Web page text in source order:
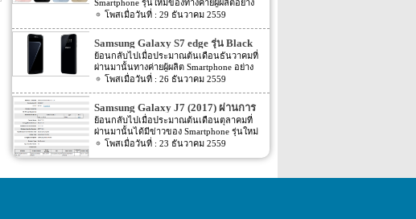
เคสไม่มีข้อมูลที่แท้จริงของตัวเครื่องอย่างวัสดุ
ที่ใช้และการออกแบบ แต่พวกเขาต้องรู้ขนาด
ที่แท้จริงของตัวเครื่องให้ได้ว่าเท่าไหร่กันแน่
เพื่อที่จะควบคุมการออกแบบสินค้าของตัวเอง
ต่อไป ภาพเรนเดอร์นี้บ่งบอกถึงของอันโค้ง
มนของ Galaxy S8 มาพร้อมกับช่องว่างขนาด
ใหญ่ที่เว้นให้กับหน่วยกล้องหลังของตัวเครื่อง
แต่ช่องว่างขนาดใหญ่ของเคสที่เรนเดอร์ออก
มานี้ก็เพียงพอที่จะรองรับกล้องคู่ของ S8 ได้
ถ้าหากว่าตัวเครื่องจริงมีกล้องคู่ ตัวเครื่องด้าน
หน้าที่เรนเดอร์ก็น่าสนใจไม่แพ้กัน ในภาพบ่ง
บอกว่าไม่มีปุ่มต่างๆ ใต้หน้าจอเลย ซึ่งหมายถึง
หน้าจอเลย ซึ่งตัวจอน่าจะเป็นแบบ OLED
C5 Pro นั้นได้ผ่านการตรวจสอบจาก TENAA
แล้ว โดยก่อนหน้านี้ไม่นานนั้นก็มี 2 รุ่นใหม่
ของทาง Samsung อย่าง Samsung Galaxy C7
Pro และ Galaxy C5 Pro (SM-C5010) นั้นก็พึ่ง
ผ่านการตรวจสอบจาก TENAA ไปไม่นานนี้
เอง อีกทั้งตามข่าวนี้ยังได้เปิดเผย Spec ภายใน
ตัวเครื่องออกมาอีกด้วย โดย Spec ของตัว
เครื่องตามข่าวระบุว่า Samsung Galaxy C5
Pro นี้นี้จะมาพร้อมกับ Chipset ที่ขับเคลื่อนตัว
เครื่องอย่าง Snapdragon […]
Smartphone รุ่นใหม่ของทางค่ายผู้ผลิตอย่าง
Samsung ที่ก่อนหน้านี้นั้นมีข่าวในการพัฒนา
เดือนแล้ว หลังจากนั้นเมื่อเดือนสิงหาคมที่
ผ่านมานั้นตัวเครื่องก็มีค่า benchmark ถูกเปิด
เผยออกมาให้แฟนๆ ทราบกันแล้ว หลังจาก
นั้นเมื่อเดือนตุลาคมที่ผ่านมานั้นก็มีข่าวออก
มาอีกครั้ง โดยตามข่าวระบุว่าตัวเครื่องนั้น
ผ่านการตรวจสอบจาก WiFi certified แล้ว ต่อ
มาก็มีรูปตัวเครื่องเปิดเผยออกมาอีกครั้ง จาก
นั้นก็มีข่าวต่างๆ ของ Samsung Galaxy A5
(2017) ถูกเปิดเผยออกมาหลายต่อหลายข่าว
มาก จนหลายๆ คนคิดว่าจะถูกเปิดตัวออกมา
ในไม่ช้านี้ แต่ล่าสุดนี้กลับมีข่าวของ
Samsung Galaxy A5 (2017) ออกมาอีกครั้ง
29 ธันวาคม 2559
Samsung Galaxy S7 edge รุ่น Black
Pearl เข้าอินเดียเดือนหน้า
ย้อนกลับไปเมื่อประมาณต้นเดือนธันวาคมที่
ผ่านมานั้นทางค่ายผู้ผลิต Smartphone อย่าง
Samsung นั้นได้เปิดตัวรุ่นใหม่ของ Samsung
edge รุ่น Black Pearl ออกมาแล้ว จากนั้นทาง
Samsung เองก็เลือกวางจำหน่ายในประเทศ
South Korea เป็นที่แรก จากนั้นก็ไม่มีข่าวใดๆ
ออกมาอีก แต่ล่าสุดนี้กลับมีข่าวของ
Samsung Galaxy S7 edge รุ่น Black Pearl
ออกมาอีกครั้ง โดยข่าวคร่าวล่าสุดของ
ตามข่าวระบุว่าทาง Samsung จะวางจำหน่าย
26 ธันวาคม 2559
Samsung Galaxy J7 (2017) ผ่านการ
ตรวจสอบ Bluetooth certified แล้ว
ย้อนกลับไปเมื่อประมาณต้นเดือนตุลาคมที่
ผ่านมานั้นได้มีข่าวของ Smartphone รุ่นใหม่
ของทางค่ายผู้ผลิตอย่าง Samsung อย่างรุ่น
นั้น Samsung Galaxy J7 (2017) รุ่นใหม่นี้ได้มี
23 ธันวาคม 2559